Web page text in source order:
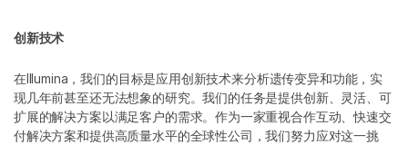
创新技术
在Illumina，我们的目标是应用创新技术来分析遗传变异和功能，实
现几年前甚至还无法想象的研究。我们的任务是提供创新、灵活、可
扩展的解决方案以满足客户的需求。作为一家重视合作互动、快速交
付解决方案和提供高质量水平的全球性公司，我们努力应对这一挑